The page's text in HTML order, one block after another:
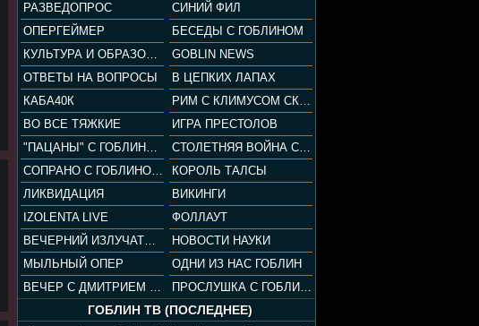
РАЗВЕДОПРОС
СИНИЙ ФИЛ
ОПЕРГЕЙМЕР
БЕСЕДЫ С ГОБЛИНОМ
КУЛЬТУРА И ОБРАЗОВАНИЕ
GOBLIN NEWS
ОТВЕТЫ НА ВОПРОСЫ
В ЦЕПКИХ ЛАПАХ
КАБА40К
РИМ С КЛИМУСОМ СКАРАБЕУСОМ
ВО ВСЕ ТЯЖКИЕ
ИГРА ПРЕСТОЛОВ
"ПАЦАНЫ" С ГОБЛИНОМ
СТОЛЕТНЯЯ ВОЙНА С КЛИМОМ ЖУКОВЫМ И ГОБЛИНОМ
СОПРАНО С ГОБЛИНОМ (РАЗБОР СЕРИАЛА)
КОРОЛЬ ТАЛСЫ
ЛИКВИДАЦИЯ
ВИКИНГИ
IZOLENTA LIVE
ФОЛЛАУТ
ВЕЧЕРНИЙ ИЗЛУЧАТЕЛЬ
НОВОСТИ НАУКИ
МЫЛЬНЫЙ ОПЕР
ОДНИ ИЗ НАС ГОБЛИН
ВЕЧЕР С ДМИТРИЕМ ПУЧКОВЫМ
ПРОСЛУШКА С ГОБЛИНОМ
ГОБЛИН ТВ (ПОСЛЕДНЕЕ)